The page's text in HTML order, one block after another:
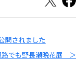
開されました
路でも野長瀬晩花展 ＞